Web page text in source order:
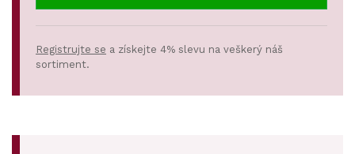
Registrujte se a získejte 4% slevu na veškerý náš
sortiment.